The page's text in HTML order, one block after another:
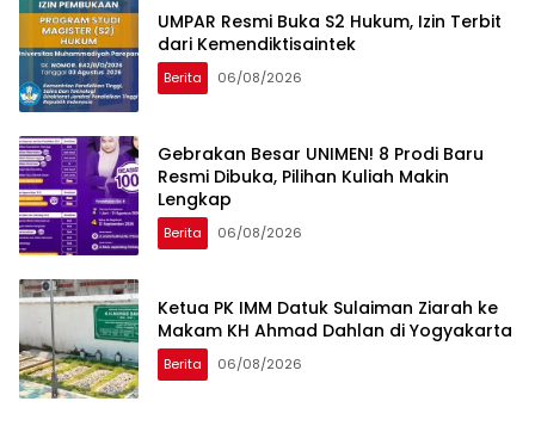
UMPAR Resmi Buka S2 Hukum, Izin Terbit
dari Kemendiktisaintek
Berita 06/08/2026
Gebrakan Besar UNIMEN! 8 Prodi Baru
Resmi Dibuka, Pilihan Kuliah Makin
Lengkap
Berita 06/08/2026
Ketua PK IMM Datuk Sulaiman Ziarah ke
Makam KH Ahmad Dahlan di Yogyakarta
Berita 06/08/2026